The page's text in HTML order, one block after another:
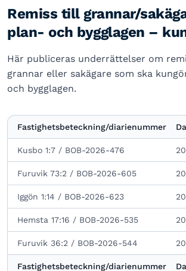
Remiss till grannar/
plan- och bygglagen –
Här publiceras underrättelser om
grannar eller sakägare som ska
och bygglagen.
Fastighetsbeteckning/diarienummer
Kusbo 1:7 / BOB-2026-476
Furuvik 73:2 / BOB-2026-605
Iggön 1:14 / BOB-2026-623
Hemsta 17:16 / BOB-2026-535
Furuvik 36:2 / BOB-2026-544
Fastighetsbeteckning/diarienummer